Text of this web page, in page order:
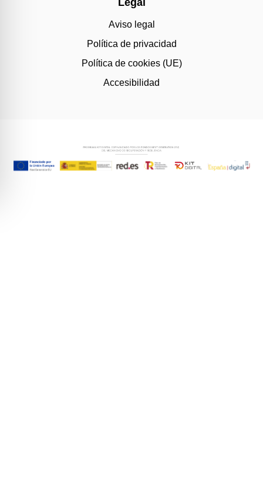
Aviso legal
Política de privacidad
Política de cookies (UE)
Accesibilidad